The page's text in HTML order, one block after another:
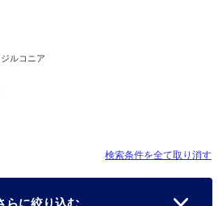
ルコニア
検索条件を全て取り消す